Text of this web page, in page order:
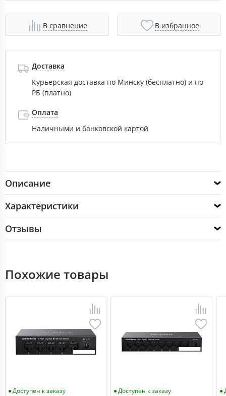
В сравнение В избранное
Доставка
Курьерская доставка по Минску (бесплатно) и по
РБ (платно)
Оплата
Наличными и банковской картой
Описание
Характеристики
Отзывы
Похожие товары
Доступен к заказу
Доступен к заказу